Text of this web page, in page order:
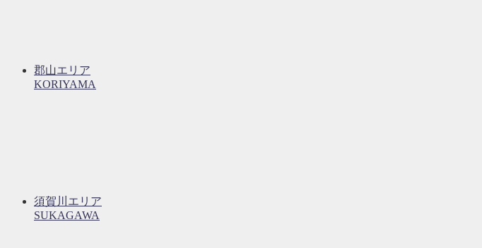
郡山エリア
KORIYAMA
須賀川エリア
SUKAGAWA